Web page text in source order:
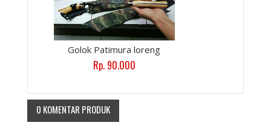
Golok Patimura loreng
Rp. 90.000
0 KOMENTAR PRODUK